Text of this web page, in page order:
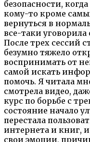
безопасности,
кому-то кроме
вернуться в
все-таки уговорила
После трех сессий
безумно тяжело
воспринимать от
самой искать
помочь. Я читала
смотрела видео,
курс по борьбе с
состояние начало
перестала
интернета и книг, и
свои эмоции,